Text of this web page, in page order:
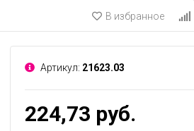
В избранное
Артикул: 21623.03
224,73 руб.